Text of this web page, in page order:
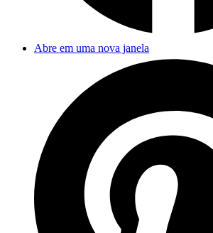
Abre em uma nova janela